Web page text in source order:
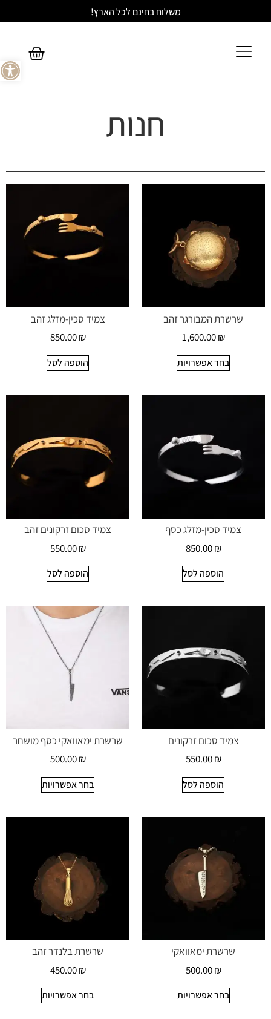
פתח
משלוח בחינם לכל הארץ!
חנות
שרשרת המבורגר זהב
1,600.00₪
בחר אפשרויות
צמיד סכין-מזלג זהב
850.00₪
הוספה לסל
צמיד סכין-מזלג כסף
850.00₪
הוספה לסל
צמיד סכום זרקונים זהב
550.00₪
הוספה לסל
צמיד סכום זרקונים
550.00₪
הוספה לסל
שרשרת ימאוואקי כסף מושחר
500.00₪
בחר אפשרויות
שרשרת ימאוואקי
500.00₪
בחר אפשרויות
שרשרת בלנדר זהב
450.00₪
בחר אפשרויות